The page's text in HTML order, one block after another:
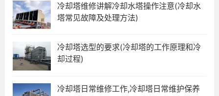
冷却塔维修讲解冷却水塔操作注意(冷却水
塔常见故障及处理方法)
冷却塔选型的要求(冷却塔的工作原理和冷
却过程)
冷却塔日常维修工作,冷却塔日常维护保养